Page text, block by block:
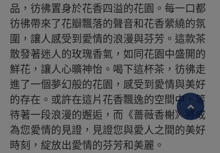
繁體中文 English (US)
品，彷彿置身於花香四溢的花園。每一口都
彷彿帶來了花瓣飄落的聲音和花香縈繞的氛
圍，讓人感受到愛情的浪漫與芬芳。這款茶
散發著迷人的玫瑰香氣，如同花園中盛開的
鮮花，讓人心曠神怡。喝下這杯茶，彷彿走
進了一個夢幻般的花園，感受到愛情與美好
的存在。或許在這片花香飄逸的空間中，等
待著一段浪漫的邂逅，而《薔薇香榭》將成
為您愛情的見證，見證您與愛人之間的美好
時刻，綻放出愛情的芬芳和美麗。